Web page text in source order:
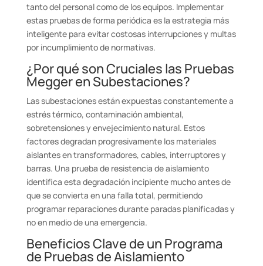
tanto del personal como de los equipos. Implementar
estas pruebas de forma periódica es la estrategia más
inteligente para evitar costosas interrupciones y multas
por incumplimiento de normativas.
¿Por qué son Cruciales las Pruebas
Megger en Subestaciones?
Las subestaciones están expuestas constantemente a
estrés térmico, contaminación ambiental,
sobretensiones y envejecimiento natural. Estos
factores degradan progresivamente los materiales
aislantes en transformadores, cables, interruptores y
barras. Una prueba de resistencia de aislamiento
identifica esta degradación incipiente mucho antes de
que se convierta en una falla total, permitiendo
programar reparaciones durante paradas planificadas y
no en medio de una emergencia.
Beneficios Clave de un Programa
de Pruebas de Aislamiento